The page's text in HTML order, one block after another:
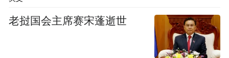
下一步，公司将持续密切跟踪天气变化和负
荷波动，立足“保民生、保安全、保重点”核
心目标，坚持保供优先，动态优化电网调度
策略，利用数字化手段持续加强负荷预测和
老挝国会主席赛宋蓬逝世